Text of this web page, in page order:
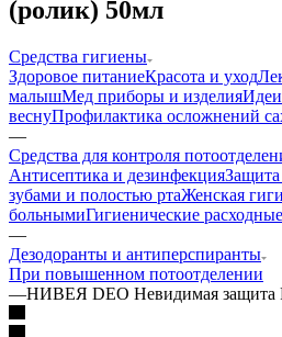
(ролик) 50мл
Средства гигиены
Здоровое питаниеКрасота и уход
малышМед приборы и изделияИдеи
веснуПрофилактика осложнений
—
Средства для контроля
Антисептика и дезинфекция
зубами и полостью ртаЖенская
больнымиГигиенические
—
Дезодоранты и антиперспиранты
При повышенном потоотделении
—НИВЕЯ DEO Невидимая защита